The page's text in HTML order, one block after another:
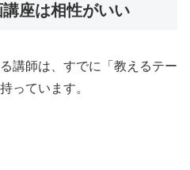
座は相性がいい
講師は、すでに「教えるテー
っています。